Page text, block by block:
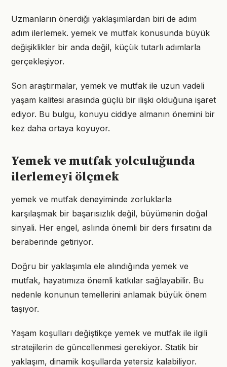
Uzmanların önerdiği yaklaşımlardan biri de adım
adım ilerlemek. yemek ve mutfak konusunda büyük
değişiklikler bir anda değil, küçük tutarlı adımlarla
gerçekleşiyor.
Son araştırmalar, yemek ve mutfak ile uzun vadeli
yaşam kalitesi arasında güçlü bir ilişki olduğuna işaret
ediyor. Bu bulgu, konuyu ciddiye almanın önemini bir
kez daha ortaya koyuyor.
Yemek ve mutfak yolculuğunda
ilerlemeyi ölçmek
yemek ve mutfak deneyiminde zorluklarla
karşılaşmak bir başarısızlık değil, büyümenin doğal
sinyali. Her engel, aslında önemli bir ders fırsatını da
beraberinde getiriyor.
Doğru bir yaklaşımla ele alındığında yemek ve
mutfak, hayatımıza önemli katkılar sağlayabilir. Bu
nedenle konunun temellerini anlamak büyük önem
taşıyor.
Yaşam koşulları değiştikçe yemek ve mutfak ile ilgili
stratejilerin de güncellenmesi gerekiyor. Statik bir
yaklaşım, dinamik koşullarda yetersiz kalabiliyor.